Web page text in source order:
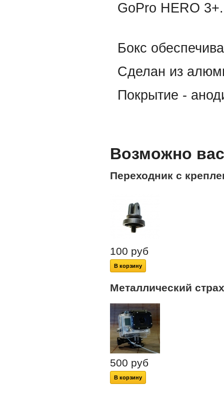
GoPro HERO 3+.
Бокс
Сделан из
Покрытие -
Возможно
Переходник с
100 руб
В корзину
Металлический
500 руб
В корзину